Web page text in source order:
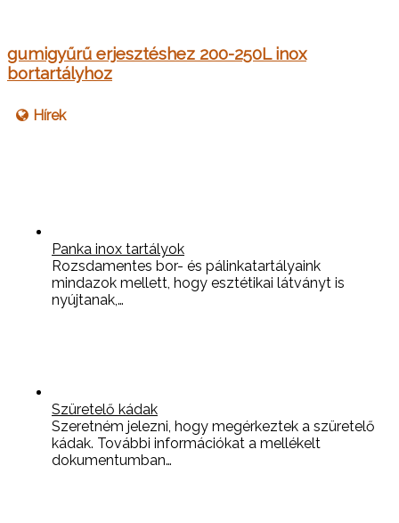
gumigyűrű erjesztéshez 200-250L inox
bortartályhoz
Hírek
Panka inox tartályok
Rozsdamentes bor- és pálinkatartályaink
mindazok mellett, hogy esztétikai látványt is
nyújtanak,…
Szüretelő kádak
Szeretném jelezni, hogy megérkeztek a szüretelő
kádak. További információkat a mellékelt
dokumentumban…